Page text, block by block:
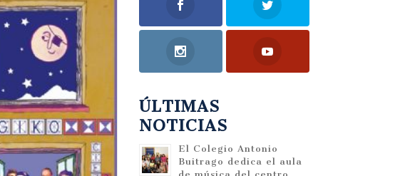
ÚLTIMAS
NOTICIAS
El Colegio Antonio
Buitrago dedica el aula